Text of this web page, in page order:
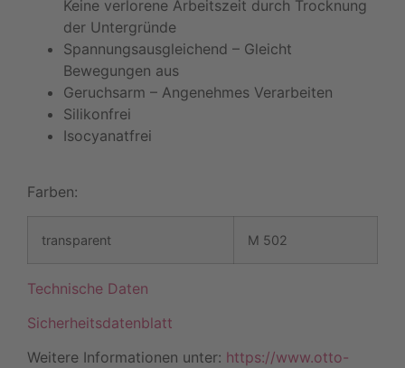
Keine verlorene Arbeitszeit durch Trocknung
der Untergründe
Spannungsausgleichend – Gleicht
Bewegungen aus
Geruchsarm – Angenehmes Verarbeiten
Silikonfrei
Isocyanatfrei
Farben:
transparent M 502
Technische Daten
Sicherheitsdatenblatt
Weitere Informationen unter: https://www.otto-